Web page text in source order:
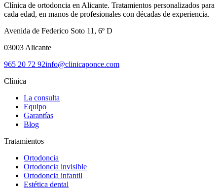
Clínica de ortodoncia en Alicante. Tratamientos personalizados para
cada edad, en manos de profesionales con décadas de experiencia.
Avenida de Federico Soto 11, 6º D
03003 Alicante
965 20 72 92info@clinicaponce.com
Clínica
La consulta
Equipo
Garantías
Blog
Tratamientos
Ortodoncia
Ortodoncia invisible
Ortodoncia infantil
Estética dental